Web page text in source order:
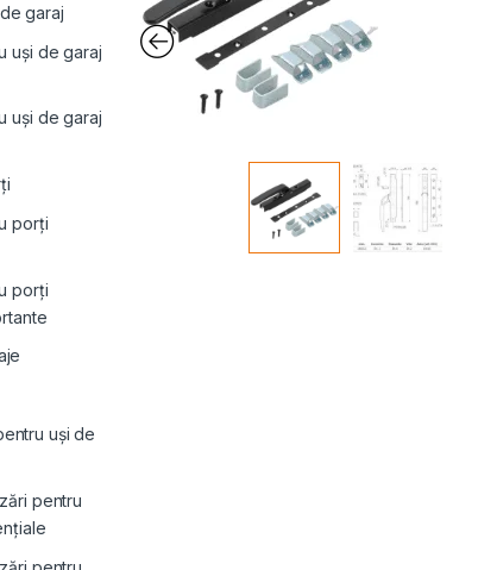
garaj
uși de garaj
uși de garaj
porți
porți
uși de
pentru